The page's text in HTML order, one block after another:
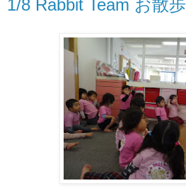
1/8 Rabbit Team お散歩